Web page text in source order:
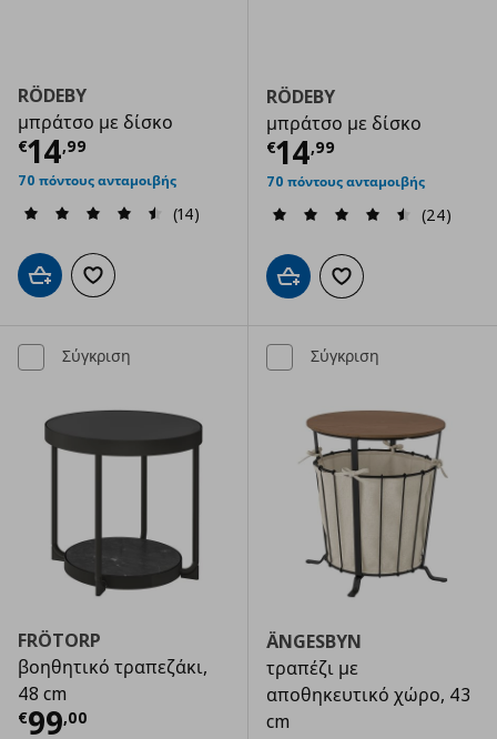
RÖDEBY
μπράτσο με δίσκο
€14,99
Τρέχουσα τιμή € 14,99
70 πόντους ανταμοιβής
(14)
Προσθήκη στο καλάθι
Προσθήκη στα αγαπημένα
RÖDEBY
μπράτσο με δίσκο
€14,99
Τρέχουσα
70 πόντους ανταμοιβής
(24)
Προσθήκη στο καλάθι
Προσθήκη στα
Σύγκριση
FRÖTORP
βοηθητικό τραπεζάκι,
48 cm
€99,00
Τρέχουσα τιμή € 99,00
Σύγκριση
ÄNGESBYN
τραπέζι με
αποθηκευτικό χώρο, 43
cm